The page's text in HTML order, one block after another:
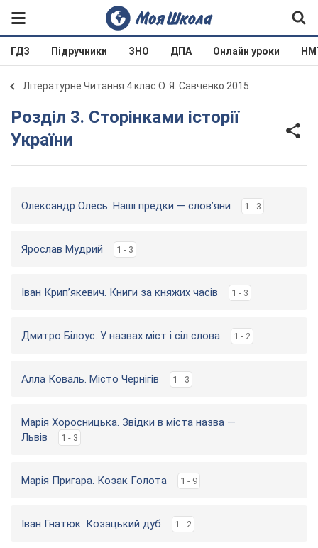
ГДЗ Підручники ЗНО ДПА Онлайн уроки
Літературне Читання 4 клас О. Я. Савченко 2015
Розділ 3. Сторінками історії
України
Олександр Олесь. Наші предки — слов’яни 1 - 3
Ярослав Мудрий 1 - 3
Іван Крип’якевич. Книги за княжих часів 1 - 3
Дмитро Білоус. У назвах міст і сіл слова 1 - 2
Алла Коваль. Місто Чернігів 1 - 3
Марія Хоросницька. Звідки в міста назва —
Львів
1 - 3
Марія Пригара. Козак Голота 1 - 9
Іван Гнатюк. Козацький дуб 1 - 2